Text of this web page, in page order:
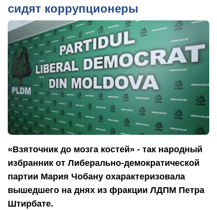
сидят коррупционеры
«Взяточник до мозга костей» - так народный
избранник от Либерально-демократической
партии Мария Чобану охарактеризовала
вышедшего на днях из фракции ЛДПМ Петра
Штирбате.